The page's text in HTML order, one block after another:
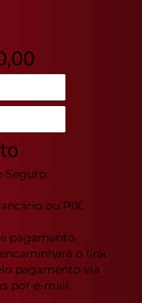
Seguro.
ou PIX.
pagamento
o link
pagamento via
por e-mail.